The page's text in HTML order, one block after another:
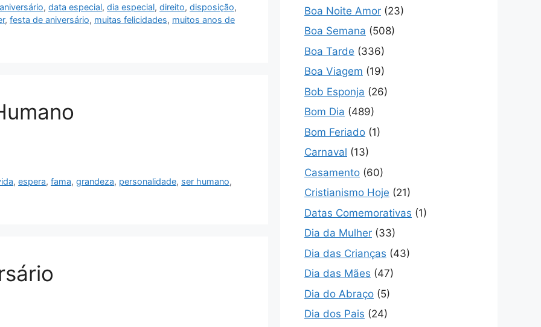
,data especial,dia especial,direito,disposição,
, festa de aniversário, muitas felicidades, muitos anos de
,espera,fama,grandeza, personalidade, ser humano,
Boa Noite Amor (23)
Boa Semana (508)
Boa Tarde (336)
Boa Viagem (19)
Bob Esponja (26)
Bom Dia (489)
Bom Feriado (1)
Carnaval (13)
Casamento (60)
Cristianismo Hoje (21)
Datas Comemorativas (1)
Dia da Mulher (33)
Dia das Crianças (43)
Dia das Mães (47)
Dia do Abraço (5)
Dia dos Pais (24)